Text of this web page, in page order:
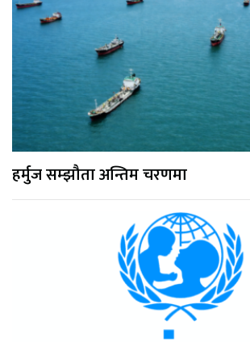
हर्मुज सम्झौता अन्तिम चरणमा